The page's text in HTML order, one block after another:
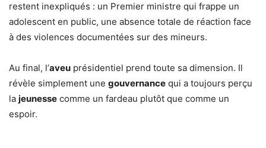
restent inexpliqués : un Premier ministre qui frappe un
adolescent en public, une absence totale de réaction face
à des violences documentées sur des mineurs.
Au final, l’aveu présidentiel prend toute sa dimension. Il
révèle simplement une gouvernance qui a toujours perçu
la jeunesse comme un fardeau plutôt que comme un
espoir.